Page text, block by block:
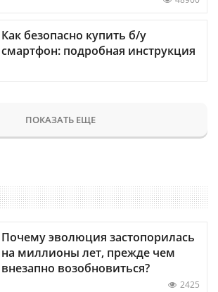
Как безопасно купить б/у
смартфон: подробная инструкция
ПОКАЗАТЬ ЕЩЕ
Почему эволюция застопорилась
на миллионы лет, прежде чем
внезапно возобновиться?
2425